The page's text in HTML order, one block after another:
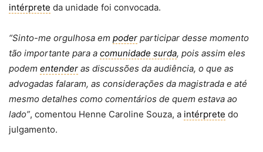
intérprete da unidade foi convocada.
“Sinto-me orgulhosa em poder participar desse momento
tão importante para a comunidade surda, pois assim eles
podem entender as discussões da audiência, o que as
advogadas falaram, as considerações da magistrada e até
mesmo detalhes como comentários de quem estava ao
lado”, comentou Henne Caroline Souza, a intérprete do
julgamento.